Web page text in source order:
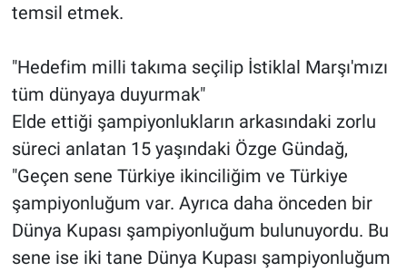
temsil etmek.
"Hedefim milli takıma seçilip İstiklal Marşı'mızı
tüm dünyaya duyurmak"
Elde ettiği şampiyonlukların arkasındaki zorlu
süreci anlatan 15 yaşındaki Özge Gündağ,
"Geçen sene Türkiye ikinciliğim ve Türkiye
şampiyonluğum var. Ayrıca daha önceden bir
Dünya Kupası şampiyonluğum bulunuyordu. Bu
sene ise iki tane Dünya Kupası şampiyonluğum